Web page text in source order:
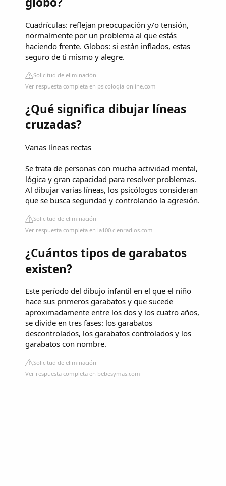
Cuadrículas: reflejan preocupación y/o tensión,
normalmente por un problema al que estás
haciendo frente. Globos: si están inflados, estas
seguro de ti mismo y alegre.
Solicitud de eliminación
Ver respuesta completa en psicologia-online.com
¿Qué significa dibujar líneas
cruzadas?
Varias líneas rectas
Se trata de personas con mucha actividad mental,
lógica y gran capacidad para resolver problemas.
Al dibujar varias líneas, los psicólogos consideran
que se busca seguridad y controlando la agresión.
Solicitud de eliminación
Ver respuesta completa en la100.cienradios.com
¿Cuántos tipos de garabatos
existen?
Este período del dibujo infantil en el que el niño
hace sus primeros garabatos y que sucede
aproximadamente entre los dos y los cuatro años,
se divide en tres fases: los garabatos
descontrolados, los garabatos controlados y los
garabatos con nombre.
Solicitud de eliminación
Ver respuesta completa en bebesymas.com